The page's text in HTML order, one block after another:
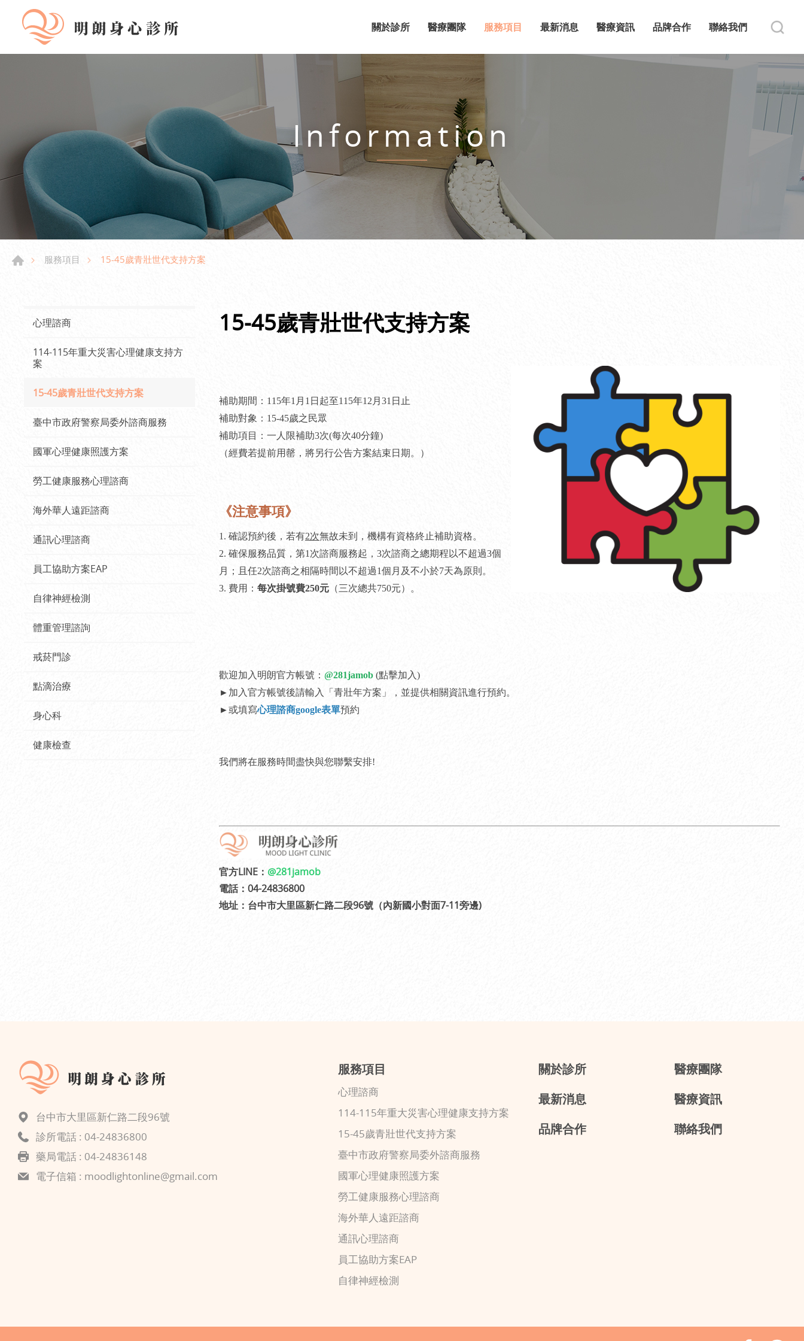
關於診所 醫療團隊 服務項目 最新消息 醫療資訊 品牌合作 聯絡我們
Information
服務項目 15-45歲青壯世代支持方案
心理諮商
114-115年重大災害心理健康支持方
案
15-45歲青壯世代支持方案
臺中市政府警察局委外諮商服務
國軍心理健康照護方案
勞工健康服務心理諮商
海外華人遠距諮商
通訊心理諮商
員工協助方案EAP
自律神經檢測
體重管理諮詢
戒菸門診
點滴治療
身心科
健康檢查
15-45歲青壯世代支持方案
補助期間：115年1月1日起至115年12月31日止
補助對象：15-45歲之民眾
補助項目：一人限補助3次(每次40分鐘)
（經費若提前用罄，將另行公告方案結束日期。）
《注意事項》
1. 確認預約後，若有2次無故未到，機構有資格終止補助資格。
2. 確保服務品質，第1次諮商服務起，3次諮商之總期程以不超過3個
月；且任2次諮商之相隔時間以不超過1個月及不小於7天為原則。
3. 費用： 每次掛號費250元 （三次總共750元）。
歡迎加入明朗官方帳號： @281jamob (點擊加入)
►加入官方帳號後請輸入「青壯年方案」，並提供相關資訊進行預約。
►或填寫心理諮商google表單預約
我們將在服務時間盡快與您聯繫安排!
官方LINE： @281jamob
電話：04-24836800
地址：台中市大里區新仁路二段96號（內新國小對面7-11旁邊)
服務項目
心理諮商
114-115年重大災害心理健康支持方案
15-45歲青壯世代支持方案
臺中市政府警察局委外諮商服務
國軍心理健康照護方案
勞工健康服務心理諮商
海外華人遠距諮商
通訊心理諮商
員工協助方案EAP
自律神經檢測
關於診所
醫療團隊
最新消息
醫療資訊
品牌合作
聯絡我們
台中市大里區新仁路二段96號
診所電話 : 04-24836800
藥局電話 : 04-24836148
電子信箱 : moodlightonline@gmail.com